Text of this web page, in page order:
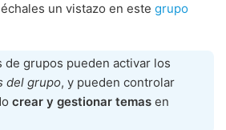
un vistazo en este grupo
de grupos pueden activar los
del grupo, y pueden controlar
crear y gestionar temas en